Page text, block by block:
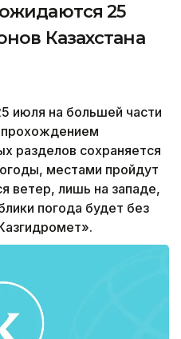
25
Казахстана
на большей части
прохождением
разделов сохраняется
местами пройдут
ветер, лишь на западе,
погода будет без